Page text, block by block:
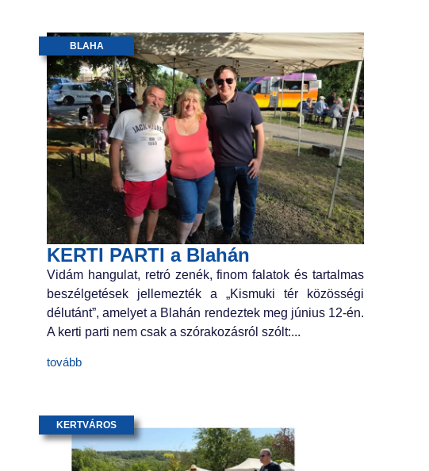
KERTI PARTI a Blahán
BLAHA
Vidám hangulat, retró zenék, finom falatok és tartalmas
beszélgetések jellemezték a „Kismuki tér közösségi
délutánt”, amelyet a Blahán rendeztek meg június 12-én.
A kerti parti nem csak a szórakozásról szólt:...
tovább
KERTVÁROS